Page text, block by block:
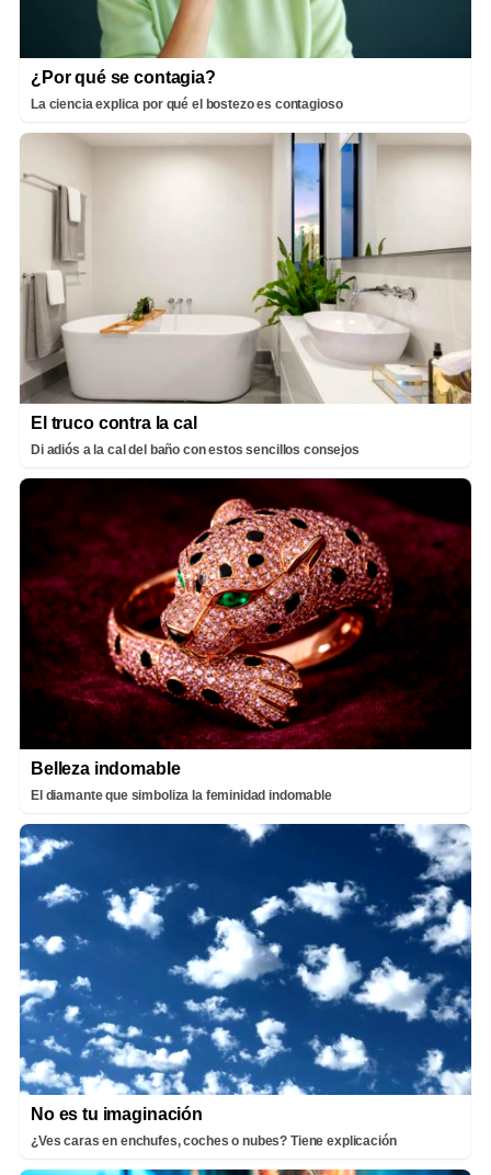
¿Por qué se contagia?
La ciencia explica por qué el bostezo es contagioso
El truco contra la cal
Di adiós a la cal del baño con estos sencillos consejos
Belleza indomable
El diamante que simboliza la feminidad indomable
No es tu imaginación
¿Ves caras en enchufes, coches o nubes? Tiene explicación